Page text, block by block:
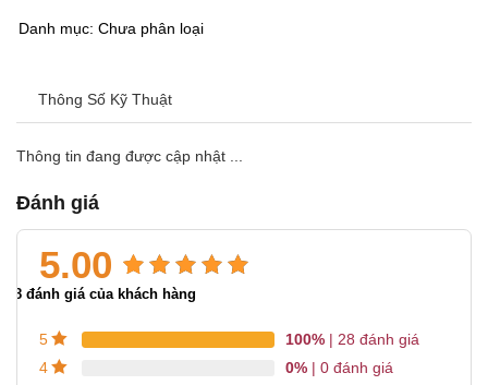
Danh mục: Chưa phân loại
Thông Số Kỹ Thuật
Thông tin đang được cập nhật ...
Đánh giá
5.00
5.00 trên 5 dựa trên
28
28 đánh giá của khách hàng
5 100% | 28 đánh giá
4
0% | 0 đánh giá